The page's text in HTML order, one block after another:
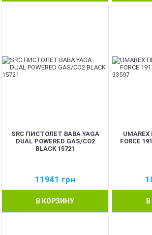
SRC ПИСТОЛЕТ BABA YAGA
DUAL POWERED GAS/CO2
BLACK 15721
11941 грн
В КОРЗИНУ
FORCE